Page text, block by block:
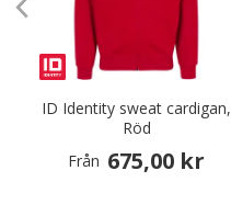
ID Identity sweat cardigan,
Röd
Från 675,00 kr